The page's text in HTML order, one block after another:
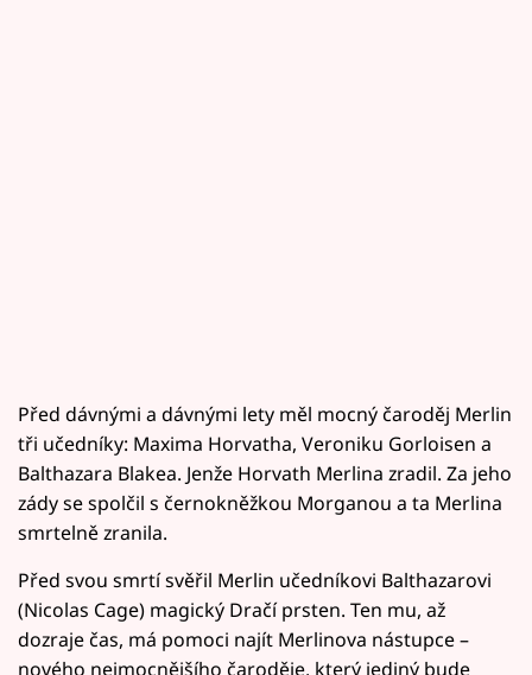
Před dávnými a dávnými lety měl mocný čaroděj Merlin
tři učedníky: Maxima Horvatha, Veroniku Gorloisen a
Balthazara Blakea. Jenže Horvath Merlina zradil. Za jeho
zády se spolčil s černokněžkou Morganou a ta Merlina
smrtelně zranila.
Před svou smrtí svěřil Merlin učedníkovi Balthazarovi
(Nicolas Cage) magický Dračí prsten. Ten mu, až
dozraje čas, má pomoci najít Merlinova nástupce –
nového nejmocnějšího čaroděje, který jediný bude